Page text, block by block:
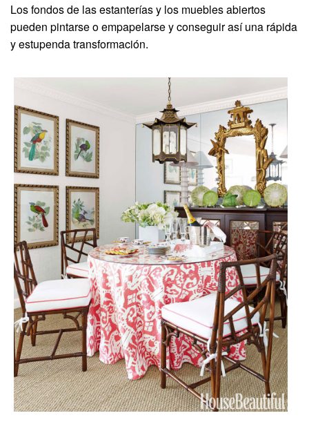
Los fondos de las estanterías y los muebles abiertos
pueden pintarse o empapelarse y conseguir así una rápida
y estupenda transformación.